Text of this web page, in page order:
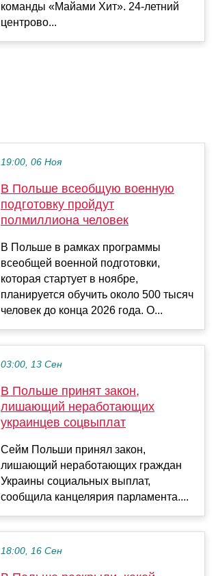
команды «Майами Хит». 24-летний
центрово...
19:00, 06 Ноя
В Польше всеобщую военную
подготовку пройдут
полмиллиона человек
В Польше в рамках программы
всеобщей военной подготовки,
которая стартует в ноябре,
планируется обучить около 500 тысяч
человек до конца 2026 года. О...
03:00, 13 Сен
В Польше принят закон,
лишающий неработающих
украинцев соцвыплат
Сейм Польши принял закон,
лишающий неработающих граждан
Украины социальных выплат,
сообщила канцелярия парламента....
18:00, 16 Сен